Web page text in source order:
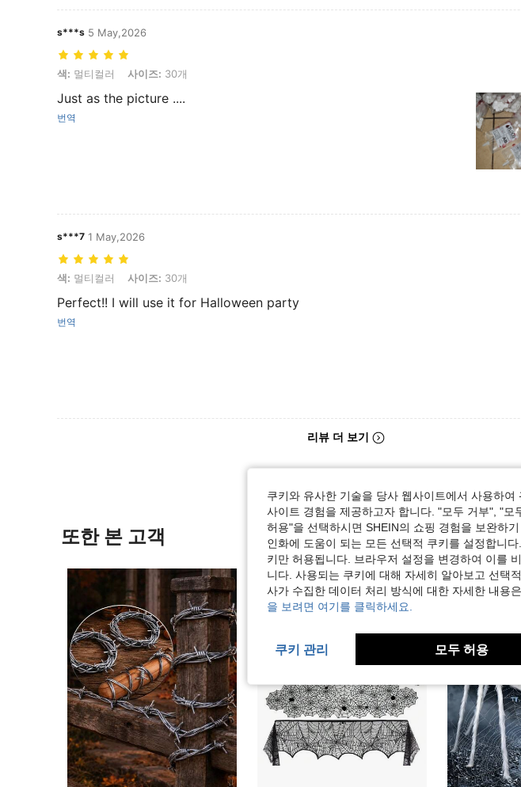
s***s 5 May,2026
색: 멀티컬러, 사이즈: 30개
색: 멀티컬러 사이즈: 30개
Just as the picture ....
번역
s***7 1 May,2026
색: 멀티컬러, 사이즈: 30개
색: 멀티컬러 사이즈: 30개
Perfect!! I will use it for Halloween party
번역
리뷰 더 보기
또한 본 고객
쿠키와 유사한 기술을 당사 웹사이트에서 사용하
사이트 경험을 제공하고자 합니다. "모두 거부", "
허용"을 선택하시면 SHEIN의 쇼핑 경험을 보완하
인화에 도움이 되는 모든 선택적 쿠키를 설정합니
키만 허용됩니다. 브라우저 설정을 변경하여 이를
니다. 사용되는 쿠키에 대해 자세히 알아보고 선택
사가 수집한 데이터 처리 방식에 대한 자세한 내용
을 보려면 여기를 클릭하세요.
쿠키 관리 모두 허용